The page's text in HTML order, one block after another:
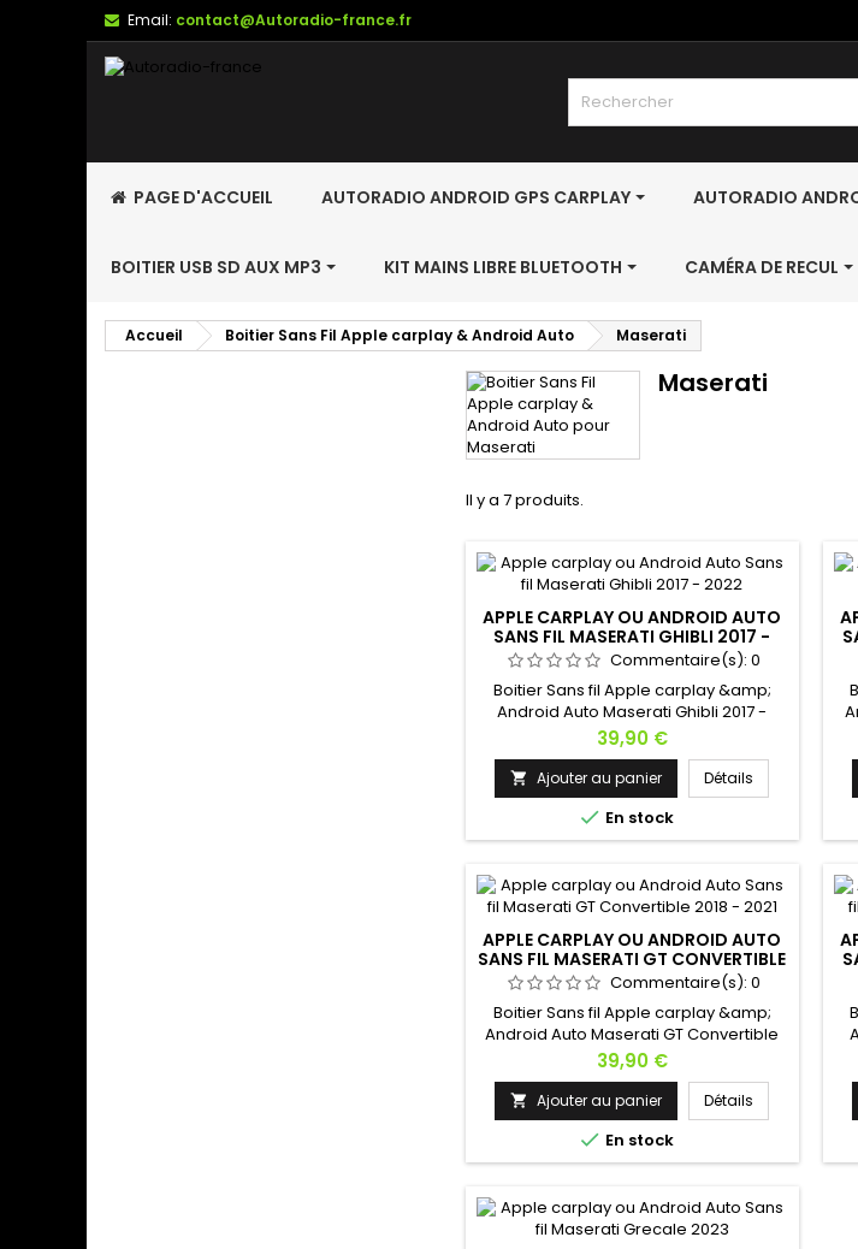
Email: contact@Autoradio-france.fr
PAGE D'ACCUEIL AUTORADIO ANDROID GPS CARPLAY AUTORADIO
BOITIER USB SD AUX MP3 KIT MAINS LIBRE BLUETOOTH CAMÉRA DE RECUL
Accueil Boitier Sans Fil Apple carplay & Android Auto Maserati
Maserati
Il y a 7 produits.
APPLE CARPLAY OU ANDROID AUTO
SANS FIL MASERATI GHIBLI 2017 -
2022
Commentaire(s):0
Boitier Sans fil Apple carplay &amp;
Android Auto Maserati Ghibli 2017 -
2022 Expédition avec suivi ! Hésitez pas
à nous contacter si vous avez une
question !
Prix
39,90 €
 Ajouter au panier Détails
 En stock
APPLE CARPLAY OU ANDROID AUTO
SANS FIL MASERATI GT CONVERTIBLE
2018 - 2021
Commentaire(s):0
Boitier Sans fil Apple carplay &amp;
Android Auto Maserati GT Convertible
2018 - 2021 Expédition avec suivi !
Hésitez pas à nous contacter si vous
avez une question !
Prix
39,90 €
 Ajouter au panier Détails
 En stock